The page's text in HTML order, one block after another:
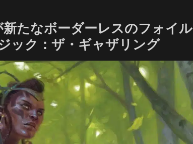
新たなボーダーレスのフォイル
ック：ザ・ギャザリング